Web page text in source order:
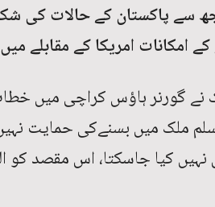
سے پاکستان کے حالات کی
امکانات امریکا کے مقابلے
نے گورنر ہاؤس کراچی میں
ملک میں بسنےکی حمایت
کیا جاسکتا، اس مقصد کو